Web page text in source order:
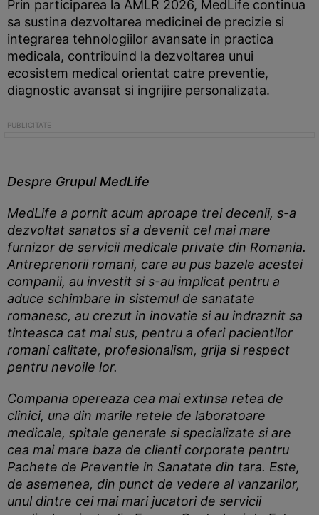
Prin participarea la AMLR 2026, MedLife continua
sa sustina dezvoltarea medicinei de precizie si
integrarea tehnologiilor avansate in practica
medicala, contribuind la dezvoltarea unui
ecosistem medical orientat catre preventie,
diagnostic avansat si ingrijire personalizata.
Despre Grupul MedLife
MedLife a pornit acum aproape trei decenii, s-a
dezvoltat sanatos si a devenit cel mai mare
furnizor de servicii medicale private din Romania.
Antreprenorii romani, care au pus bazele acestei
companii, au investit si s-au implicat pentru a
aduce schimbare in sistemul de sanatate
romanesc, au crezut in inovatie si au indraznit sa
tinteasca cat mai sus, pentru a oferi pacientilor
romani calitate, profesionalism, grija si respect
pentru nevoile lor.
Compania opereaza cea mai extinsa retea de
clinici, una din marile retele de laboratoare
medicale, spitale generale si specializate si are
cea mai mare baza de clienti corporate pentru
Pachete de Preventie in Sanatate din tara. Este,
de asemenea, din punct de vedere al vanzarilor,
unul dintre cei mai mari jucatori de servicii